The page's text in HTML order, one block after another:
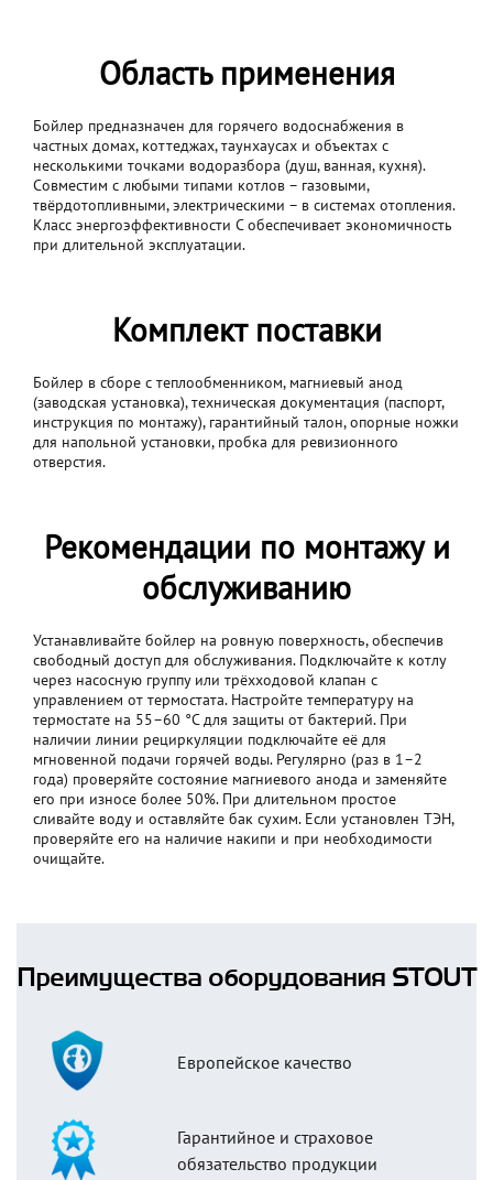
Область применения
Бойлер предназначен для горячего водоснабжения в
частных домах, коттеджах, таунхаусах и объектах с
несколькими точками водоразбора (душ, ванная, кухня).
Совместим с любыми типами котлов – газовыми,
твёрдотопливными, электрическими – в системах отопления.
Класс энергоэффективности С обеспечивает экономичность
при длительной эксплуатации.
Комплект поставки
Бойлер в сборе с теплообменником, магниевый анод
(заводская установка), техническая документация (паспорт,
инструкция по монтажу), гарантийный талон, опорные ножки
для напольной установки, пробка для ревизионного
отверстия.
Рекомендации по монтажу и
обслуживанию
Устанавливайте бойлер на ровную поверхность, обеспечив
свободный доступ для обслуживания. Подключайте к котлу
через насосную группу или трёхходовой клапан с
управлением от термостата. Настройте температуру на
термостате на 55–60 °C для защиты от бактерий. При
наличии линии рециркуляции подключайте её для
мгновенной подачи горячей воды. Регулярно (раз в 1–2
года) проверяйте состояние магниевого анода и заменяйте
его при износе более 50%. При длительном простое
сливайте воду и оставляйте бак сухим. Если установлен ТЭН,
проверяйте его на наличие накипи и при необходимости
очищайте.
Преимущества оборудования STOUT
Европейское качество
Гарантийное и страховое
обязательство продукции